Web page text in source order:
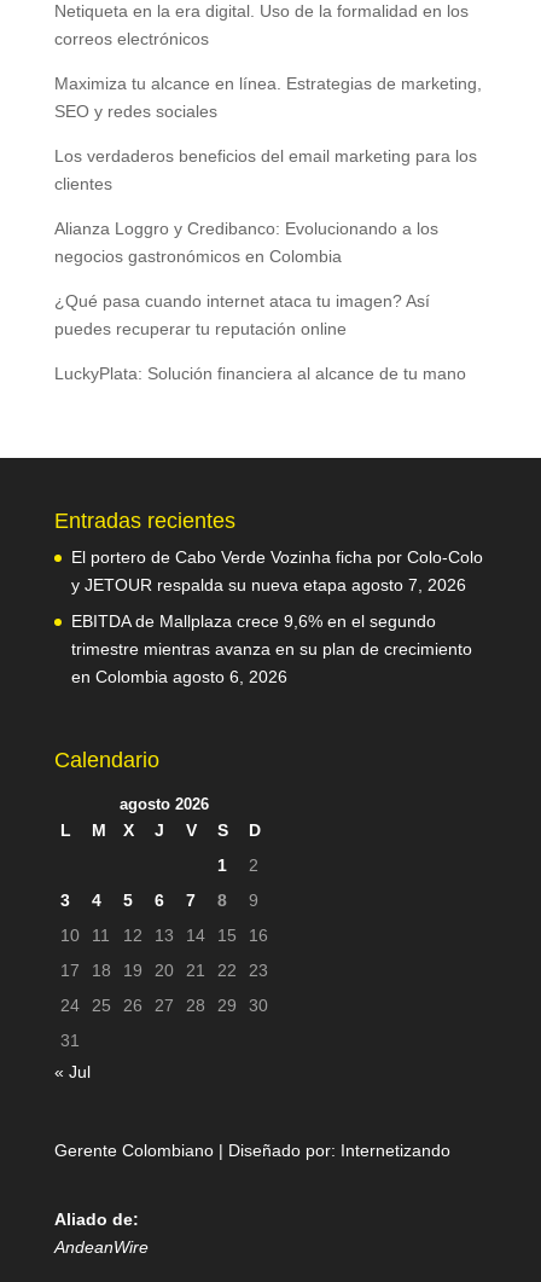
Netiqueta en la era digital. Uso de la formalidad en los
correos electrónicos
Maximiza tu alcance en línea. Estrategias de marketing,
SEO y redes sociales
Los verdaderos beneficios del email marketing para los
clientes
Alianza Loggro y Credibanco: Evolucionando a los
negocios gastronómicos en Colombia
¿Qué pasa cuando internet ataca tu imagen? Así
puedes recuperar tu reputación online
LuckyPlata: Solución financiera al alcance de tu mano
Entradas recientes
El portero de Cabo Verde Vozinha ficha por Colo-Colo
y JETOUR respalda su nueva etapa agosto 7, 2026
EBITDA de Mallplaza crece 9,6% en el segundo
trimestre mientras avanza en su plan de crecimiento
en Colombia agosto 6, 2026
Calendario
agosto 2026
L M X J V S
D
1
2
3
4 5 6 7 8
9
10
11 12 13 14 15
16
17
18 19 20 21 22
23
24
25 26 27 28 29
30
31
« Jul
Gerente Colombiano | Diseñado por: Internetizando
Aliado de:
AndeanWire